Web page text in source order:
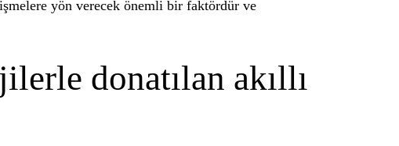
yön verecek önemli bir faktördür ve
donatılan akıllı